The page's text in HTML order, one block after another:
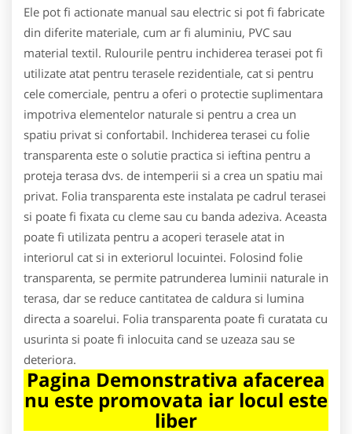
Ele pot fi actionate manual sau electric si pot fi fabricate
din diferite materiale, cum ar fi aluminiu, PVC sau
material textil. Rulourile pentru inchiderea terasei pot fi
utilizate atat pentru terasele rezidentiale, cat si pentru
cele comerciale, pentru a oferi o protectie suplimentara
impotriva elementelor naturale si pentru a crea un
spatiu privat si confortabil. Inchiderea terasei cu folie
transparenta este o solutie practica si ieftina pentru a
proteja terasa dvs. de intemperii si a crea un spatiu mai
privat. Folia transparenta este instalata pe cadrul terasei
si poate fi fixata cu cleme sau cu banda adeziva. Aceasta
poate fi utilizata pentru a acoperi terasele atat in
interiorul cat si in exteriorul locuintei. Folosind folie
transparenta, se permite patrunderea luminii naturale in
terasa, dar se reduce cantitatea de caldura si lumina
directa a soarelui. Folia transparenta poate fi curatata cu
usurinta si poate fi inlocuita cand se uzeaza sau se
deteriora.
Pagina Demonstrativa afacerea
nu este promovata iar locul este
liber